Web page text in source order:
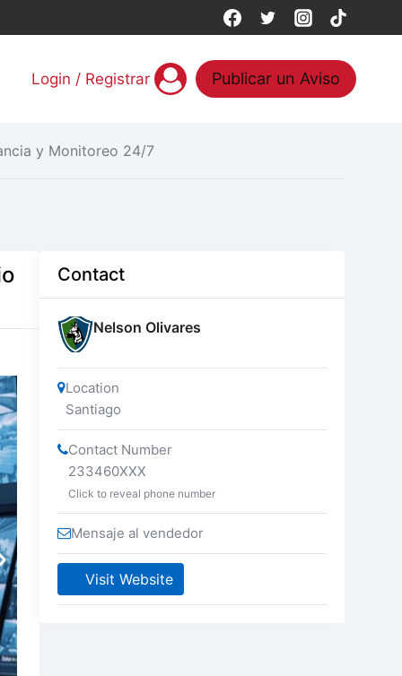
Login / Registrar Publicar un Aviso
y Monitoreo 24/7
Contact
Nelson Olivares
Location
Santiago
Contact Number
233460XXX
Click to reveal phone number
Mensaje al vendedor
Visit Website